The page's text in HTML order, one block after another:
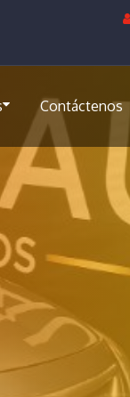
Contáctenos